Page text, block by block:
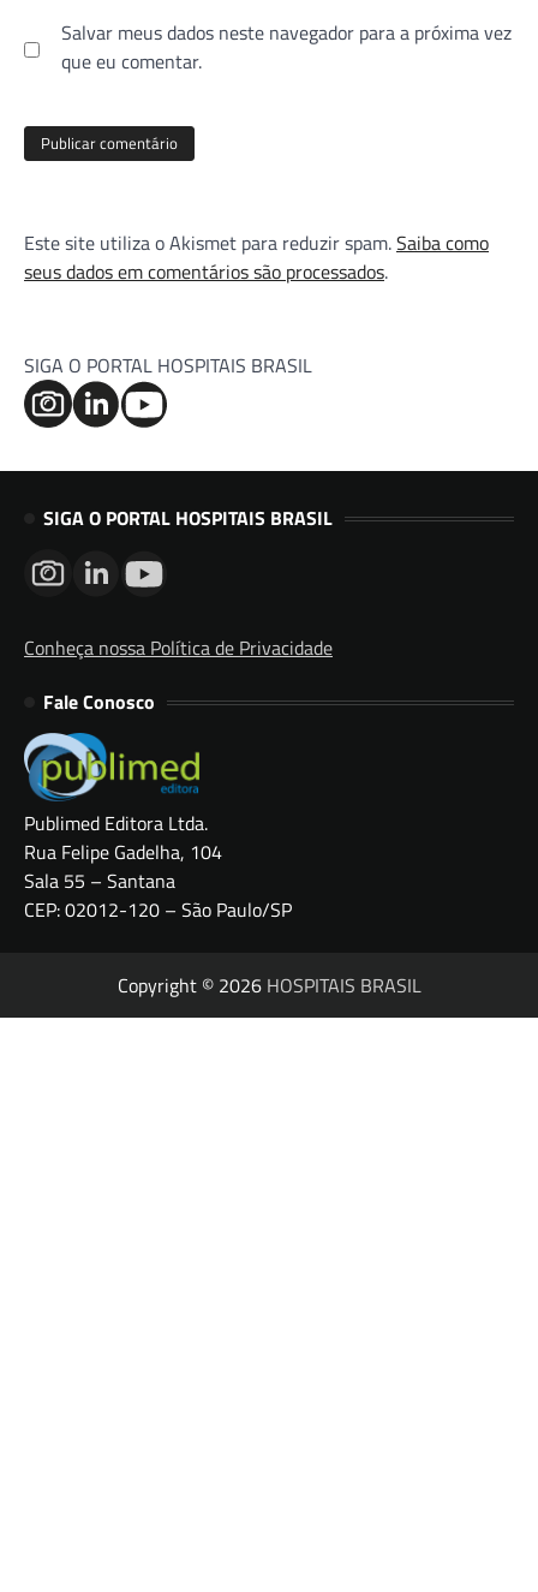
Salvar meus dados neste navegador para a próxima vez
que eu comentar.
Este site utiliza o Akismet para reduzir spam.Saiba como
seus dados em comentários são processados.
SIGA O PORTAL HOSPITAIS BRASIL
SIGA O PORTAL HOSPITAIS BRASIL
Conheça nossa Política de Privacidade
Fale Conosco
Publimed Editora Ltda.
Rua Felipe Gadelha, 104
Sala 55 – Santana
CEP: 02012-120 – São Paulo/SP
Copyright © 2026 HOSPITAIS BRASIL